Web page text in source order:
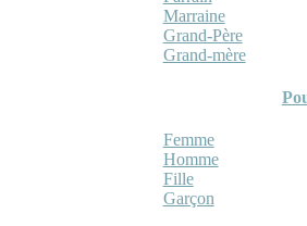
Marraine
Grand-Père
Grand-mère
Femme
Homme
Fille
Garçon